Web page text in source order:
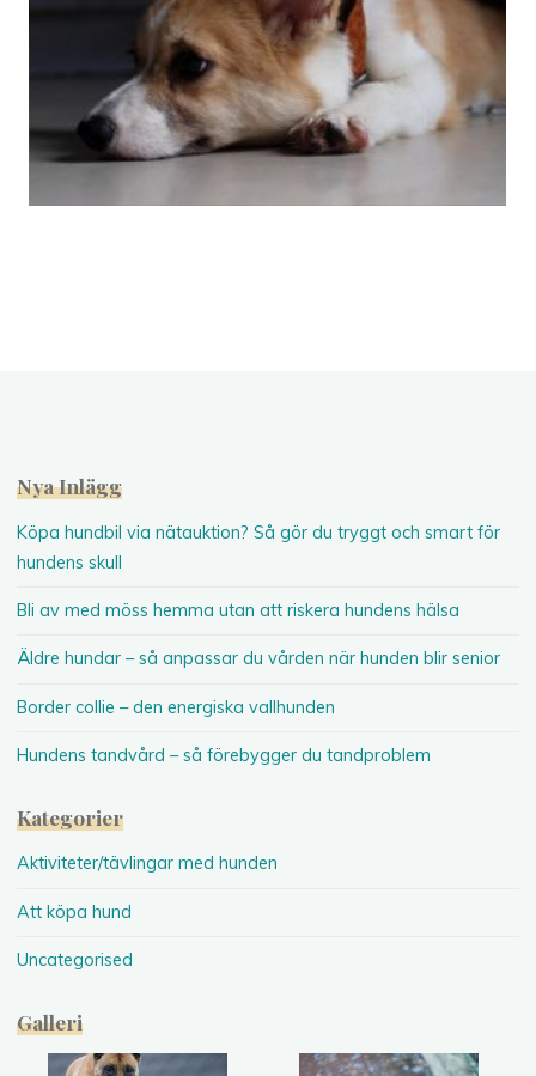
Nya Inlägg
Köpa hundbil via nätauktion? Så gör du tryggt och smart för
hundens skull
Bli av med möss hemma utan att riskera hundens hälsa
Äldre hundar – så anpassar du vården när hunden blir senior
Border collie – den energiska vallhunden
Hundens tandvård – så förebygger du tandproblem
Kategorier
Aktiviteter/tävlingar med hunden
Att köpa hund
Uncategorised
Galleri